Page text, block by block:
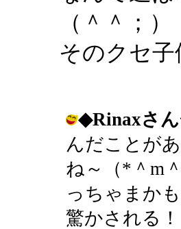
（＾＾；）
そのクセ
◆Rinaxさ
んだことが
ね～（*＾m
っちゃまか
驚かされる！